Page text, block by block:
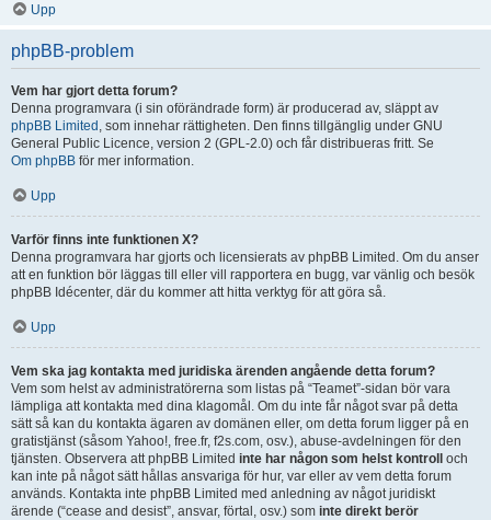
Upp
phpBB-problem
Vem har gjort detta forum?
Denna programvara (i sin oförändrade form) är producerad av, släppt av
phpBB Limited , som innehar rättigheten. Den finns tillgänglig under GNU
General Public Licence, version 2 (GPL-2.0) och får distribueras fritt. Se
Om phpBB för mer information.
Upp
Varför finns inte funktionen X?
Denna programvara har gjorts och licensierats av phpBB Limited. Om du anser
att en funktion bör läggas till eller vill rapportera en bugg, var vänlig och besök
phpBB Idécenter, där du kommer att hitta verktyg för att göra så.
Upp
Vem ska jag kontakta med juridiska ärenden angående detta forum?
Vem som helst av administratörerna som listas på “Teamet”-sidan bör vara
lämpliga att kontakta med dina klagomål. Om du inte får något svar på detta
sätt så kan du kontakta ägaren av domänen eller, om detta forum ligger på en
gratistjänst (såsom Yahoo!, free.fr, f2s.com, osv.), abuse-avdelningen för den
tjänsten. Observera att phpBB Limited inte har någon som helst kontroll
och
kan inte på något sätt hållas ansvariga för hur, var eller av vem detta forum
används. Kontakta inte phpBB Limited med anledning av något juridiskt
ärende (“cease and desist”, ansvar, förtal, osv.) som inte direkt berör